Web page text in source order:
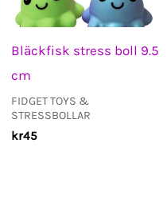
Bläckfisk stress boll 9.5
cm
FIDGET TOYS &
STRESSBOLLAR
kr45